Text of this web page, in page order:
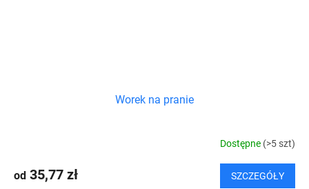
Worek na pranie
Dostępne (>5 szt)
od 35,77 zł SZCZEGÓŁY